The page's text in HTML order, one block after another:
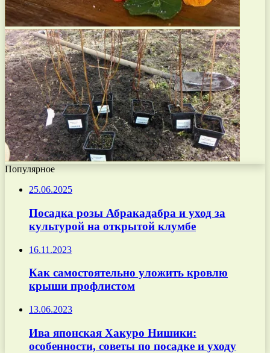
Популярное
25.06.2025
Посадка розы Абракадабра и уход за
культурой на открытой клумбе
16.11.2023
Как самостоятельно уложить кровлю
крыши профлистом
13.06.2023
Ива японская Хакуро Нишики:
особенности, советы по посадке и уходу